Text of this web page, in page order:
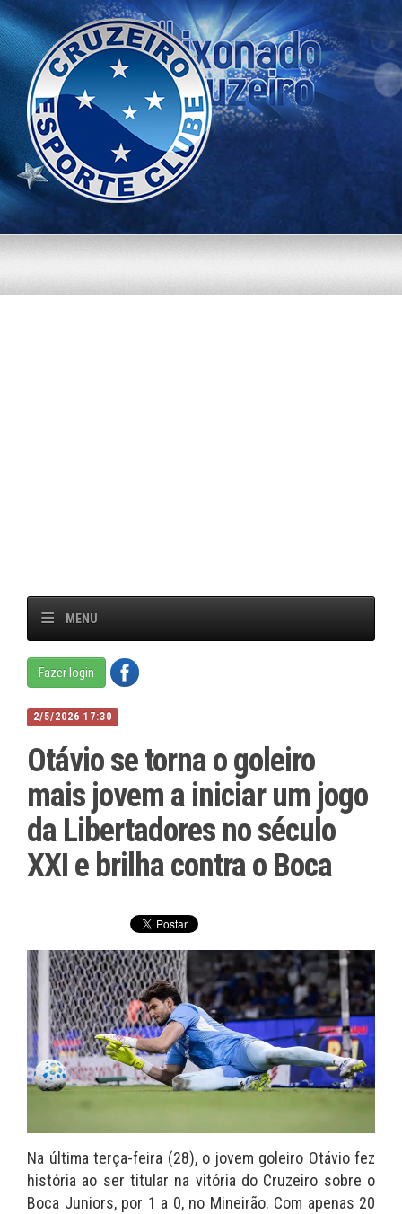
MENU
Fazer login
2/5/2026 17:30
Otávio se torna o goleiro
mais jovem a iniciar um jogo
da Libertadores no século
XXI e brilha contra o Boca
Na última terça-feira (28), o jovem goleiro Otávio fez
história ao ser titular na vitória do Cruzeiro sobre o
Boca Juniors, por 1 a 0, no Mineirão. Com apenas 20